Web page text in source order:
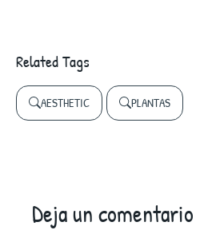
Related Tags
AESTHETIC PLANTAS
Deja un comentario